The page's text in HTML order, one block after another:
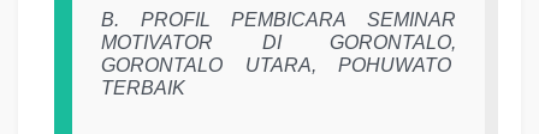
B. PROFIL PEMBICARA SEMINAR
MOTIVATOR DI GORONTALO,
GORONTALO UTARA, POHUWATO
TERBAIK